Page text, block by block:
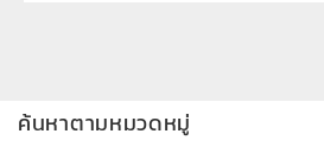
ค้นหาตามหมวดหมู่